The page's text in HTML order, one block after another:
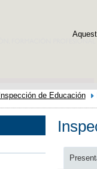
Inspección de Educación